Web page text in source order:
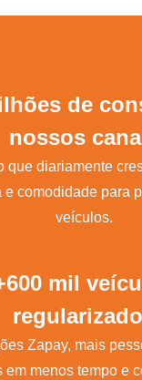
de
nossos
que diariamente
e comodidade para
veículos.
mil
Zapay, mais
em menos tempo e